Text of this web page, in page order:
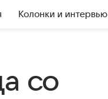
Колонки и интервью
со